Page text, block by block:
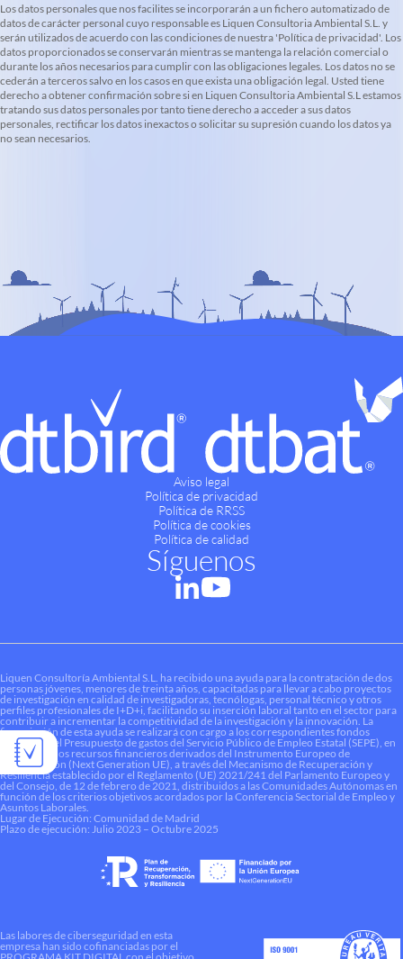
Los datos personales que nos facilites se incorporarán a un fichero automatizado de
datos de carácter personal cuyo responsable es Liquen Consultoria Ambiental S.L. y
serán utilizados de acuerdo con las condiciones de nuestra 'Política de privacidad'. Los
datos proporcionados se conservarán mientras se mantenga la relación comercial o
durante los años necesarios para cumplir con las obligaciones legales. Los datos no se
cederán a terceros salvo en los casos en que exista una obligación legal. Usted tiene
derecho a obtener confirmación sobre si en Liquen Consultoria Ambiental S.L estamos
tratando sus datos personales por tanto tiene derecho a acceder a sus datos
personales, rectificar los datos inexactos o solicitar su supresión cuando los datos ya
no sean necesarios.
Aviso legal
Política de privacidad
Política de RRSS
Política de cookies
Política de calidad
Síguenos
Liquen Consultoría Ambiental S.L. ha recibido una ayuda para la contratación de dos
personas jóvenes, menores de treinta años, capacitadas para llevar a cabo proyectos
de investigación en calidad de investigadoras, tecnólogas, personal técnico y otros
perfiles profesionales de I+D+i, facilitando su inserción laboral tanto en el sector para
contribuir a incrementar la competitividad de la investigación y la innovación. La
financiación de esta ayuda se realizará con cargo a los correspondientes fondos
dotados en el Presupuesto de gastos del Servicio Público de Empleo Estatal (SEPE), en
el marco de los recursos financieros derivados del Instrumento Europeo de
Recuperación (Next Generation UE), a través del Mecanismo de Recuperación y
Resiliencia establecido por el Reglamento (UE) 2021/241 del Parlamento Europeo y
del Consejo, de 12 de febrero de 2021, distribuidos a las Comunidades Autónomas en
función de los criterios objetivos acordados por la Conferencia Sectorial de Empleo y
Asuntos Laborales.
Lugar de Ejecución: Comunidad de Madrid
Plazo de ejecución: Julio 2023 – Octubre 2025
Las labores de ciberseguridad en esta
empresa han sido cofinanciadas por el